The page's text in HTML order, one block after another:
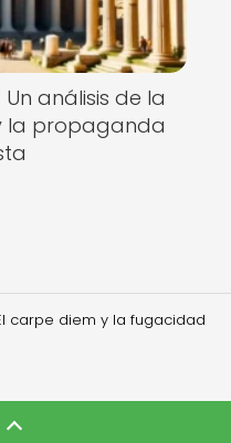
Un análisis de la
la propaganda
carpe diem y la fugacidad